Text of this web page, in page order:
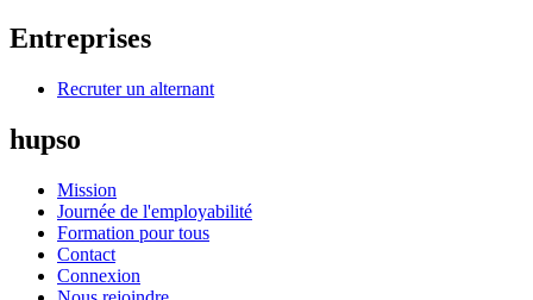
Entreprises
Recruter un alternant
hupso
Mission
Journée de l'employabilité
Formation pour tous
Contact
Connexion